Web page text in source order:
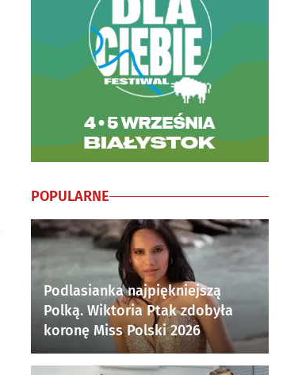
POPULARNE
Podlasianka najpiękniejszą
Polką. Wiktoria Ptak zdobyła
koronę Miss Polski 2026